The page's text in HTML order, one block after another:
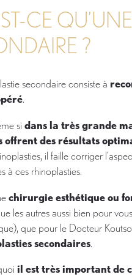
CE
?
secondaire consiste à
.
si dans la très grande
offrent des résultats
il faille corriger
à ces rhinoplasties.
chirurgie esthétique ou
les autres aussi bien pour
que pour le Docteur
secondaires.
il est très important de